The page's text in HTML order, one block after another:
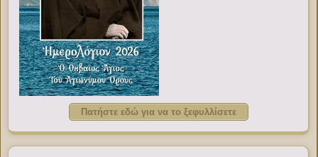
Πατήστε εδώ για να το ξεφυλλίσετε